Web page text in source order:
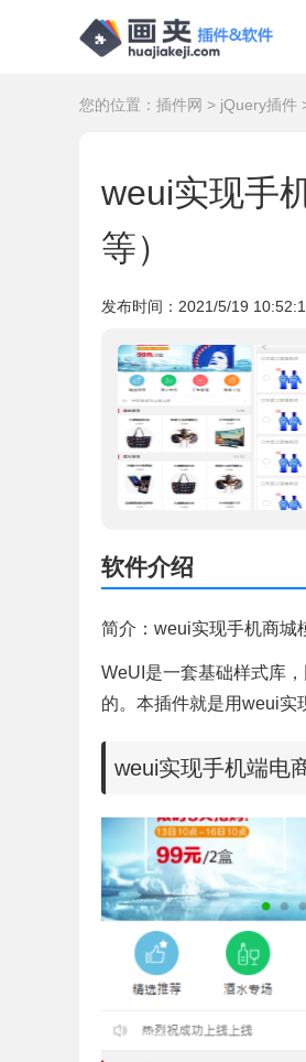
您的位置： 插件网 > jQuery插件
weui实现手
等）
发布时间： 2021/5/19
软件介绍
简介：weui实现手机商城
WeUI是一套基础样式库
的。本插件就是用weui实
weui实现手机端电